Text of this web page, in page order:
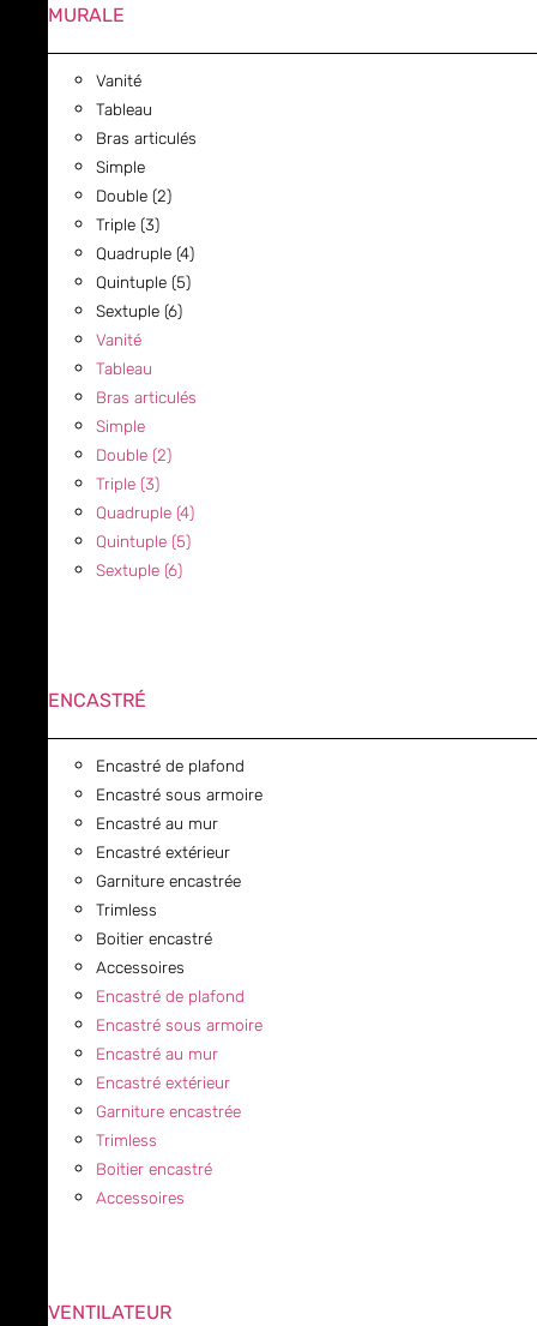
MURALE
Vanité
Tableau
Bras articulés
Simple
Double (2)
Triple (3)
Quadruple (4)
Quintuple (5)
Sextuple (6)
Vanité
Tableau
Bras articulés
Simple
Double (2)
Triple (3)
Quadruple (4)
Quintuple (5)
Sextuple (6)
ENCASTRÉ
Encastré de plafond
Encastré sous armoire
Encastré au mur
Encastré extérieur
Garniture encastrée
Trimless
Boitier encastré
Accessoires
Encastré de plafond
Encastré sous armoire
Encastré au mur
Encastré extérieur
Garniture encastrée
Trimless
Boitier encastré
Accessoires
VENTILATEUR